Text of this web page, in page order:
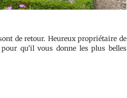
de retour. Heureux propriétaire de
qu’il vous donne les plus belles